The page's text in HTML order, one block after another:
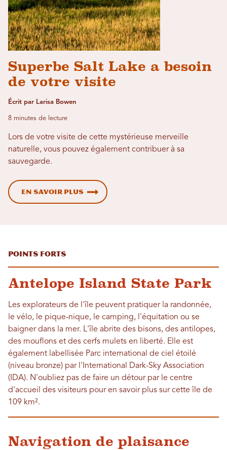
Superbe Salt Lake a besoin
de votre visite
Écrit par Larisa Bowen
8 minutes de lecture
Lors de votre visite de cette mystérieuse merveille
naturelle, vous pouvez également contribuer à sa
sauvegarde.
En savoir plus
Points forts
Antelope Island State Park
Les explorateurs de l'île peuvent pratiquer la randonnée,
le vélo, le pique-nique, le camping, l'équitation ou se
baigner dans la mer. L'île abrite des bisons, des antilopes,
des mouflons et des cerfs mulets en liberté. Elle est
également labellisée Parc international de ciel étoilé
(niveau bronze) par l'International Dark-Sky Association
(IDA). N'oubliez pas de faire un détour par le centre
d'accueil des visiteurs pour en savoir plus sur cette île de
109 km².
Navigation de plaisance